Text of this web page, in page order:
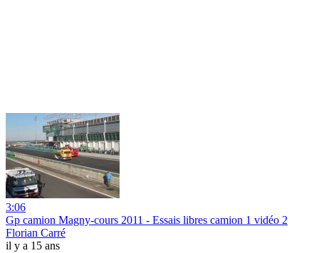
3:06
Gp camion Magny-cours 2011 - Essais libres camion 1 vidéo 2
Florian Carré
il y a 15 ans